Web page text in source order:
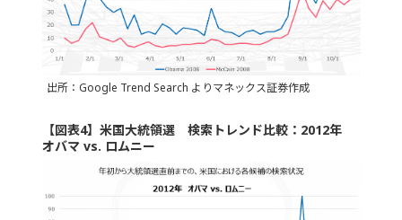
出所：Google Trend Search よりマネックス証券作成
【図表4】米国大統領選 検索トレンド比較：2012年
オバマ vs. ロムニー